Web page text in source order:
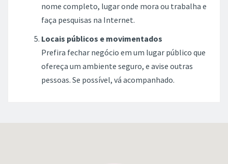
nome completo, lugar onde mora ou trabalha e
faça pesquisas na Internet.
Locais públicos e movimentados
Prefira fechar negócio em um lugar público que
ofereça um ambiente seguro, e avise outras
pessoas. Se possível, vá acompanhado.